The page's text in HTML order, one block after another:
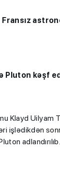
Pluton kəşf
Klayd Uilyam
işlədikdən
adlandırılıb.